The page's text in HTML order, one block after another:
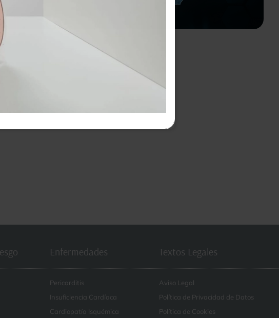
Enfermedades
Pericarditis
Insuficiencia Cardíaca
Cardiopatía Isquémica
Textos Legales
Aviso Legal
Política de Privacidad de Datos
Política de Cookies